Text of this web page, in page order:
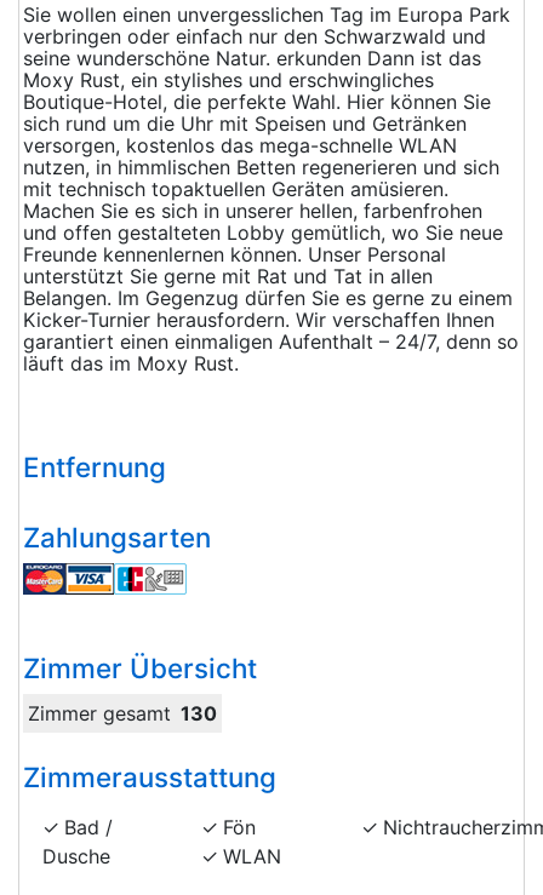
Sie wollen einen unvergesslichen Tag im Europa Park
verbringen oder einfach nur den Schwarzwald und
seine wunderschöne Natur. erkunden Dann ist das
Moxy Rust, ein stylishes und erschwingliches
Boutique-Hotel, die perfekte Wahl. Hier können Sie
sich rund um die Uhr mit Speisen und Getränken
versorgen, kostenlos das mega-schnelle WLAN
nutzen, in himmlischen Betten regenerieren und sich
mit technisch topaktuellen Geräten amüsieren.
Machen Sie es sich in unserer hellen, farbenfrohen
und offen gestalteten Lobby gemütlich, wo Sie neue
Freunde kennenlernen können. Unser Personal
unterstützt Sie gerne mit Rat und Tat in allen
Belangen. Im Gegenzug dürfen Sie es gerne zu einem
Kicker-Turnier herausfordern. Wir verschaffen Ihnen
garantiert einen einmaligen Aufenthalt – 24/7, denn so
läuft das im Moxy Rust.
Entfernung
Zahlungsarten
Zimmer Übersicht
Zimmer gesamt 130
Zimmerausstattung
Bad /
Dusche
Fön
WLAN